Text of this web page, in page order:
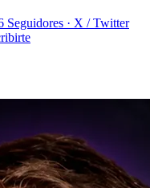
Seguidores · X / Twitter